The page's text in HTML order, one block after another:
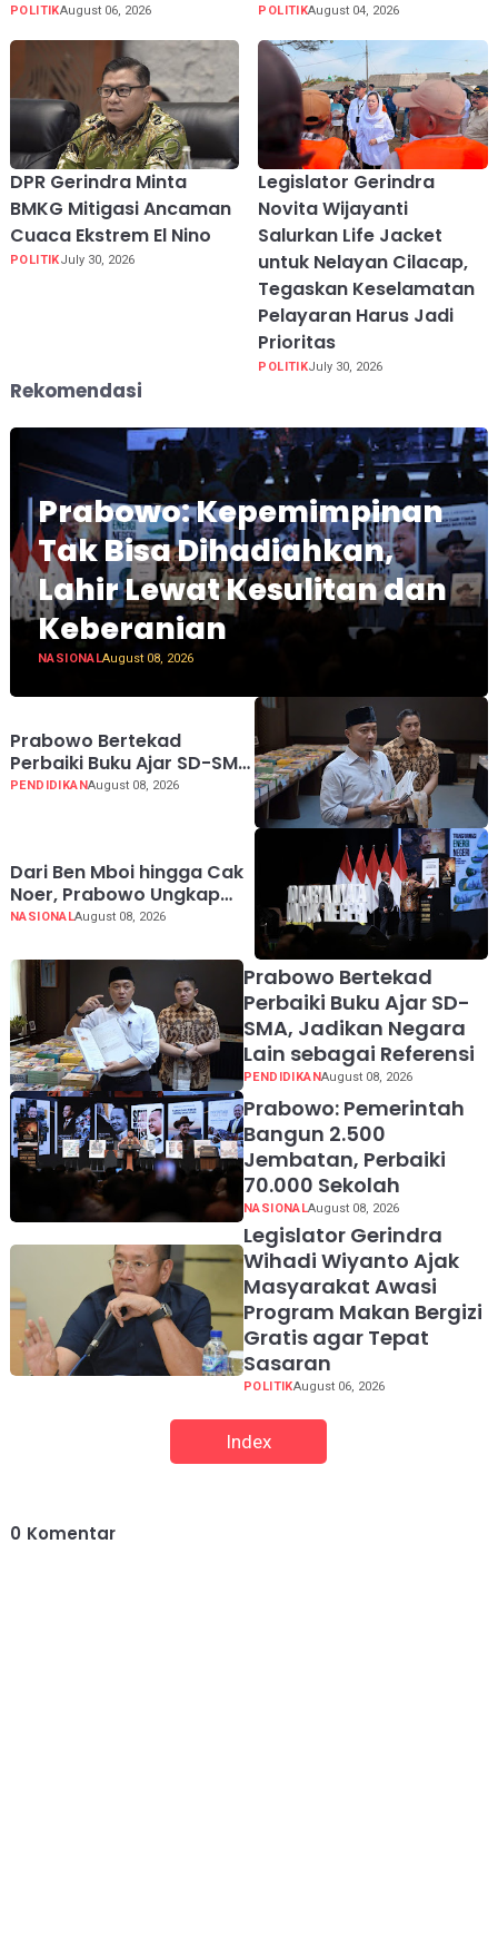
POLITIKAugust 06, 2026 POLITIKAugust 04, 2026
DPR Gerindra Minta
BMKG Mitigasi Ancaman
Cuaca Ekstrem El Nino
POLITIKJuly 30, 2026
Legislator Gerindra
Novita Wijayanti
Salurkan Life Jacket
untuk Nelayan Cilacap,
Tegaskan Keselamatan
Pelayaran Harus Jadi
Prioritas
POLITIKJuly 30, 2026
Rekomendasi
Prabowo: Kepemimpinan
Tak Bisa Dihadiahkan,
Lahir Lewat Kesulitan dan
Keberanian
NASIONALAugust 08, 2026
Prabowo Bertekad
Perbaiki Buku Ajar SD-SMA,
Jadikan Negara Lain
PENDIDIKANAugust 08, 2026
Dari Ben Mboi hingga Cak
Noer, Prabowo Ungkap
Makna Kepemimpinan:
Gunakan Akal Sehat
NASIONALAugust 08, 2026
Prabowo Bertekad
Perbaiki Buku Ajar SD-
SMA, Jadikan Negara
Lain sebagai Referensi
PENDIDIKANAugust 08, 2026
Prabowo: Pemerintah
Bangun 2.500
Jembatan, Perbaiki
70.000 Sekolah
NASIONALAugust 08, 2026
Legislator Gerindra
Wihadi Wiyanto Ajak
Masyarakat Awasi
Program Makan Bergizi
Gratis agar Tepat
Sasaran
POLITIKAugust 06, 2026
Index
0 Komentar